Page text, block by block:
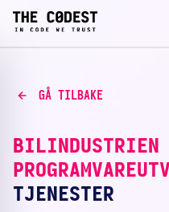
GÅ TILBAKE
BILINDUSTRIEN
TJENESTER